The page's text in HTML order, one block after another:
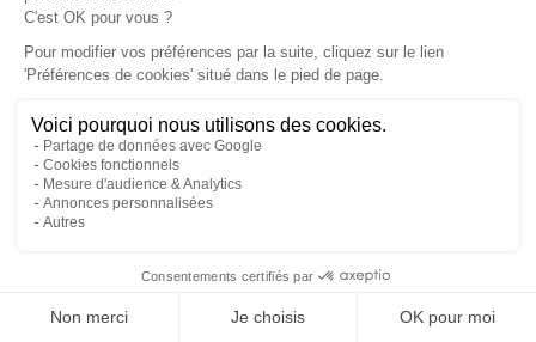
Oley Workshop « Vanity » – Un
aménagement familial sur Volkswagen
Transporter